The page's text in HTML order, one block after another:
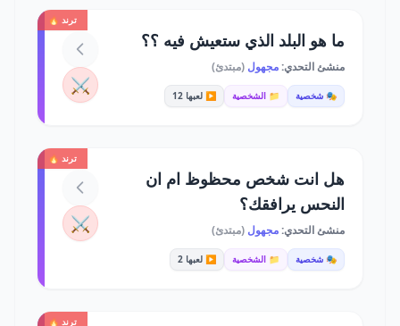
ترند 🔥
ما هو البلد الذي ستعيش فيه ؟؟
منشئ التحدي:مجهول (مبتدئ)
🎭 شخصية 📁 الشخصية ▶️ لعبها 12 ⚔️
ترند 🔥
هل انت شخص محظوظ ام ان
النحس يرافقك؟
منشئ التحدي:مجهول (مبتدئ)
🎭 شخصية 📁 الشخصية ▶️ لعبها 2
⚔️
ترند 🔥